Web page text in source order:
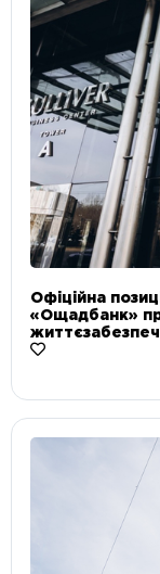
Офіційна
«Ощадбанк»